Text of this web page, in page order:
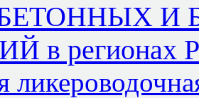
И
в регионах